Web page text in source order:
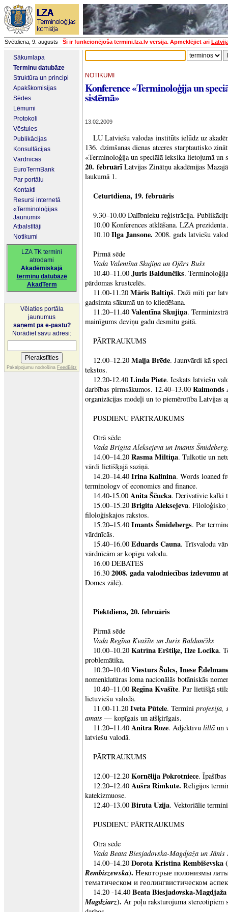
Svētdiena, 9. augusts Šī ir funkcionējoša termini.lza.lv versija. Apmeklējiet arī
Sākumlapa
Terminu datubāze
Struktūra un principi
Apakškomisijas
Sēdes
Lēmumi
Protokoli
Vēstules
Publikācijas
Konsultācijas
Vārdnīcas
EuroTermBank
Par portālu
Kontakti
Resursi internetā
«Terminoloģijas
Jaunumi»
Atbalstītāji
Notikumi
LZA TK termini
atrodami
Akadēmiskajā
terminu datubāzē
AkadTerm
Vēlaties portāla
jaunumus
saņemt pa e-pastu?
Norādiet savu adresi:
Pakalpojumu nodrošina FeedBlitz
NOTIKUMI
Konference «Terminoloģija un
sistēmā»
13.02.2009
LU Latviešu valodas institūts ielūdz uz
136. dzimšanas dienas atceres starptautisko
«Terminoloģija un speciālā leksika lietojumā un
20. februārīLatvijas Zinātņu akadēmijas
laukumā 1.
Ceturtdiena, 19. februāris
9.30–10.00 Dalībnieku reģistrācija.
10.00 Konferences atklāšana. LZA prezidenta
10.10 Ilga Jansone. 2008. gads latviešu
Pirmā sēde
Vada Valentīna Skujiņa un Ojārs Bušs
10.40–11.00 Juris Baldunčiks.
pārdomas krustcelēs.
11.00-11.20 Māris Baltiņš. Daži mīti par
gadsimta sākumā un to kliedēšana.
11.20–11.40 Valentīna Skujiņa.
mainīgums deviņu gadu desmitu gaitā.
PĀRTRAUKUMS
12.00–12.20 Maija Brēde. Jaunvārdi kā
tekstos.
12.20-12.40 Linda Piete. Ieskats latviešu
darbības pirmsākumos. 12.40–13.00 Raimonds
organizācijas modeļi un to piemērotība Latvijas
PUSDIENU PĀRTRAUKUMS
Otrā sēde
Vada Brigita Aleksejeva un Imants
14.00–14.20 Rasma Miltiņa. Tulkotie un
vārdi lietišķajā saziņā.
14.20–14.40 Irina Kalinina. Words loaned
terminologv of economics and finance.
14.40-15.00 Anita Ščucka. Derivatīvie kalki
15.00–15.20 Brigita Aleksejeva. Filoloģisko
filoloģiskajos rakstos.
15.20–15.40 Imants Šmidebergs. Par
vārdnīcās.
15.40–16.00 Eduards Cauna. Trīsvalodu
vārdnīcām ar kopīgu valodu.
16.00 DEBATES
16.30 2008. gada valodniecības izdevumu
Domes zālē).
Piektdiena, 20. februāris
Pirmā sēde
Vada Regīna Kvašīte un Juris Baldunčiks
10.00–10.20 Katrīna Erštiķe, Ilze Locika.
problemātika.
10.20–10.40 Viesturs Šulcs, Inese
nomenklatūras loma nacionālās botāniskās
10.40–11.00 Regīna Kvašīte. Par lietišķā
lietuviešu valodā.
11.00-11.20 Iveta Pūtele. Termini profesija,
amats — kopīgais un atšķirīgais.
11.20–11.40 Anitra Roze. Adjektīvu lillāun
latviešu valodā.
PĀRTRAUKUMS
12.00–12.20 Kornēlija Pokrotniece.
12.20–12.40 Aušra Rimkute. Religijos
katekizmuose.
12.40–13.00 Biruta Uzija. Vektoriālie
PUSDIENU PĀRTRAUKUMS
Otrā sēde
Vada Beata Biesjadovska-Magdjaža un Jānis
14.00–14.20 Dorota Kristina Rembiševska (
Rembiszewska). Некоторые полонизмы
тематическом и геолингвистическом
14.20 -14.40 Beata Biesjadovska-
Magdziarz). Ar poļu raksturojuma stereotipiem